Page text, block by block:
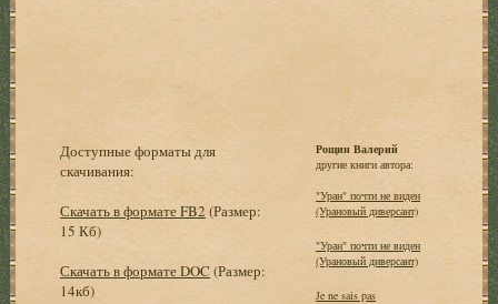
Доступные форматы для
скачивания:
Скачать в формате FB2 (Размер:
15 Кб)
Скачать в формате DOC (Размер:
14кб)
Рощин Валерий
другие книги автора:
"Уран" почти не виден
(Урановый диверсант)
"Уран" почти не виден
(Урановый диверсант)
Je ne sais pas